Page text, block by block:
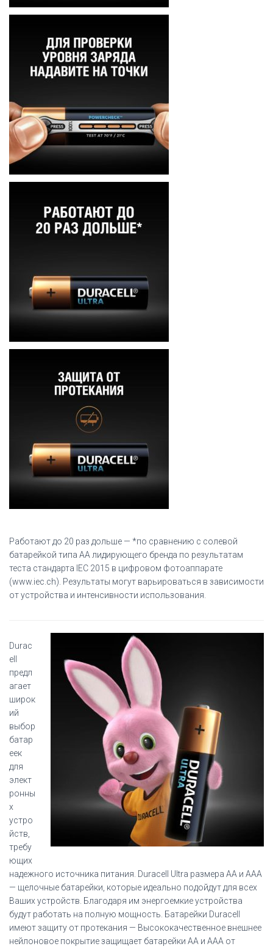
Работают до 20 раз дольше — *по сравнению с солевой
батарейкой типа АА лидирующего бренда по результатам
теста стандарта IEC 2015 в цифровом фотоаппарате
(www.iec.ch). Результаты могут варьироваться в зависимости
от устройства и интенсивности использования.
Durac
ell
предл
агает
широк
ий
выбор
батар
еек
для
элект
ронны
х
устро
йств,
требу
ющих
надежного источника питания. Duracell Ultra размера AA и AAA
— щелочные батарейки, которые идеально подойдут для всех
Ваших устройств. Благодаря им энергоемкие устройства
будут работать на полную мощность. Батарейки Duracell
имеют защиту от протекания — Высококачественное внешнее
нейлоновое покрытие защищает батарейки AA и AAA от